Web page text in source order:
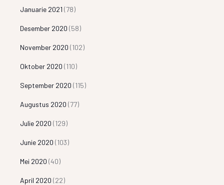
Januarie 2021 (78)
Desember 2020 (58)
November 2020 (102)
Oktober 2020 (110)
September 2020 (115)
Augustus 2020 (77)
Julie 2020 (129)
Junie 2020 (103)
Mei 2020 (40)
April 2020 (22)